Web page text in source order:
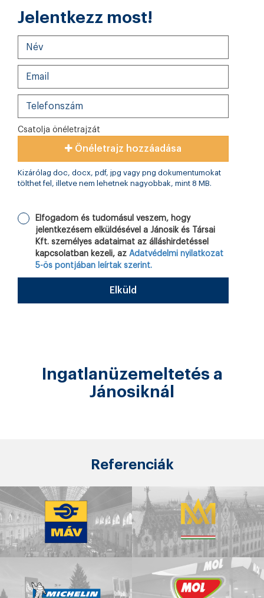
Jelentkezz most!
Csatolja önéletrajzát
Önéletrajz hozzáadása
Kizárólag doc, docx, pdf, jpg vagy png dokumentumokat
tölthet fel, illetve nem lehetnek nagyobbak, mint 8 MB.
Elfogadom és tudomásul veszem, hogy
jelentkezésem elküldésével a Jánosik és Társai
Kft. személyes adataimat az álláshirdetéssel
kapcsolatban kezeli, az Adatvédelmi nyilatkozat
5-ös pontjában leírtak szerint.
Elküld
Ingatlanüzemeltetés a
Jánosiknál
Referenciák